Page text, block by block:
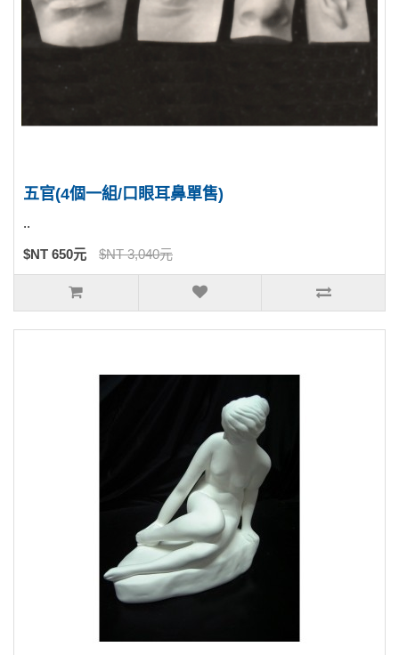
五官(4個一組/口眼耳鼻單售)
..
$NT 650元 $NT 3,040元